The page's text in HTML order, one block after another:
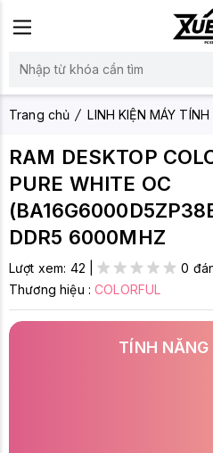
Trang chủ LINH KIỆN MÁY TÍNH
RAM DESKTOP
PURE WHITE OC
DDR5 6000MHZ
Lượt xem: 42 | 0
Thương hiệu :COLORFUL
TÍNH